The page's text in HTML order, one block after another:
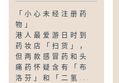
「小心未经注册药
物」
港人最爱游日时到
药妆店「扫货」，
但两款感冒药和头
痛药怀疑含有「布
洛芬」和「二氢...